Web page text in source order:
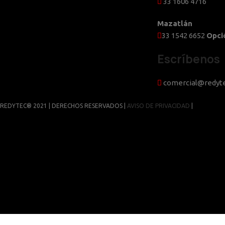
Mazatlán
33 1542 6652
Escríbenos
REDYTEC® 2021 | DERECHOS RESERVADOS | AVISO DE PRIVACIDAD